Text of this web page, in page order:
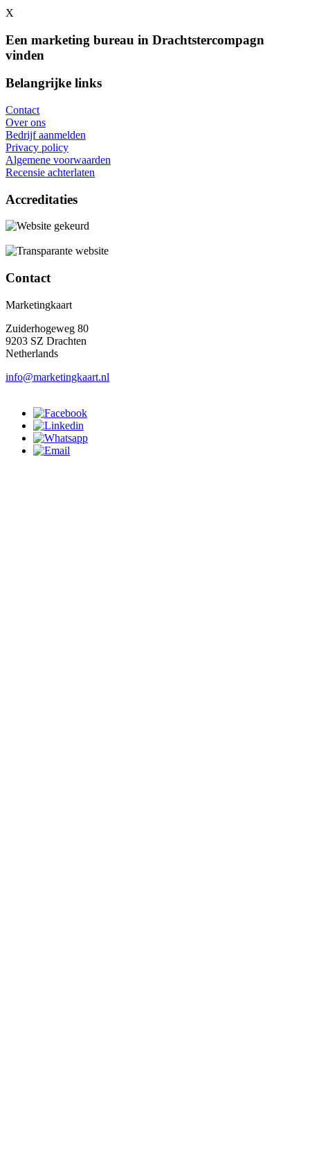
X
Een marketing bureau in Drachtstercompagn
vinden
Belangrijke links
Contact
Over ons
Bedrijf aanmelden
Privacy policy
Algemene voorwaarden
Recensie achterlaten
Accreditaties
Contact
Marketingkaart
Zuiderhogeweg 80
9203 SZ Drachten
Netherlands
info@marketingkaart.nl